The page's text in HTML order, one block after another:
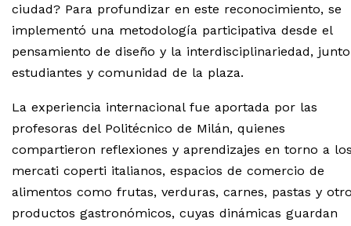
ciudad? Para profundizar en este reconocimiento, se
implementó una metodología participativa desde el
pensamiento de diseño y la interdisciplinariedad,
estudiantes y comunidad de la plaza.
La experiencia internacional fue aportada por las
profesoras del Politécnico de Milán, quienes
compartieron reflexiones y aprendizajes en torno a
mercati coperti italianos, espacios de comercio de
alimentos como frutas, verduras, carnes, pastas y
productos gastronómicos, cuyas dinámicas guardan